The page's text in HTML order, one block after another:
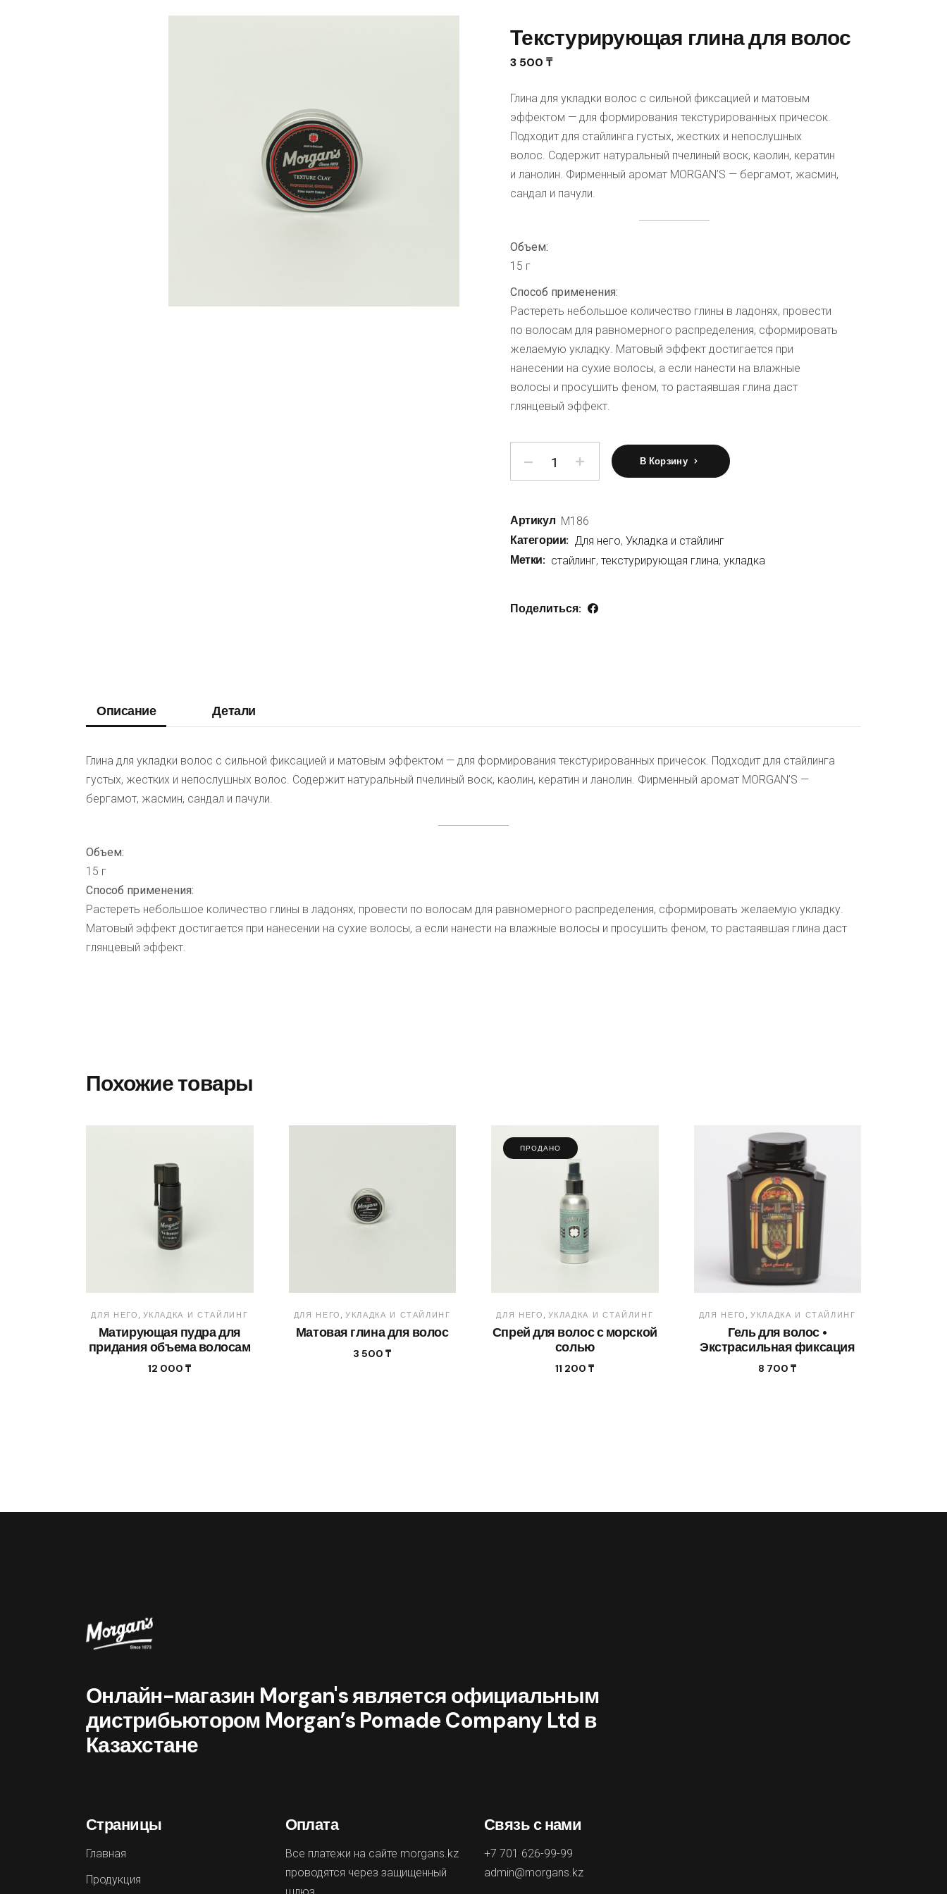
СРЕДСТВА ПРОТИВ
Текстурирующая глина для волос
3 500 ₸
Глина для укладки волос с сильной фиксацией и матовым
эффектом — для формирования текстурированных причесок.
Подходит для стайлинга густых, жестких и непослушных
волос. Содержит натуральный пчелиный воск, каолин, кератин
и ланолин. Фирменный аромат MORGAN’S — бергамот, жасмин,
сандал и пачули.
Объем:
15 г
Способ применения:
Растереть небольшое количество глины в ладонях, провести
по волосам для равномерного распределения, сформировать
желаемую укладку. Матовый эффект достигается при
нанесении на сухие волосы, а если нанести на влажные
волосы и просушить феном, то растаявшая глина даст
глянцевый эффект.
количество Текстурирующая глина для волос
В Корзину
Артикул M186
Категории: Для него, Укладка и стайлинг
Метки: стайлинг, текстурирующая глина, укладка
Поделиться:
Описание Детали
Глина для укладки волос с сильной фиксацией и матовым эффектом — для формирования текстурированных причесок. Подходит для стайлинга
густых, жестких и непослушных волос. Содержит натуральный пчелиный воск, каолин, кератин и ланолин. Фирменный аромат MORGAN’S —
бергамот, жасмин, сандал и пачули.
Объем:
15 г
Способ применения:
Растереть небольшое количество глины в ладонях, провести по волосам для равномерного распределения, сформировать желаемую укладку.
Матовый эффект достигается при нанесении на сухие волосы, а если нанести на влажные волосы и просушить феном, то растаявшая глина даст
глянцевый эффект.
Похожие товары
ДЛЯ НЕГО УКЛАДКА И СТАЙЛИНГ
Матирующая пудра для
придания объема волосам
12 000₸
ДЛЯ НЕГО УКЛАДКА И СТАЙЛИНГ
Матовая глина для волос
3 500₸
ПРОДАНО
ДЛЯ НЕГО УКЛАДКА И СТАЙЛИНГ
Спрей для волос с морской
солью
11 200₸
ДЛЯ НЕГО УКЛАДКА И СТАЙЛИНГ
Гель для волос •
Экстрасильная фиксация
8 700₸
Онлайн-магазин Morgan's является официальным
дистрибьютором Morgan’s Pomade Company Ltd в
Казахстане
Страницы
Главная
Продукция
Оплата
Все платежи на сайте morgans.kz
проводятся через защищенный
шлюз
Связь с нами
+7 701 626-99-99
admin@morgans.kz